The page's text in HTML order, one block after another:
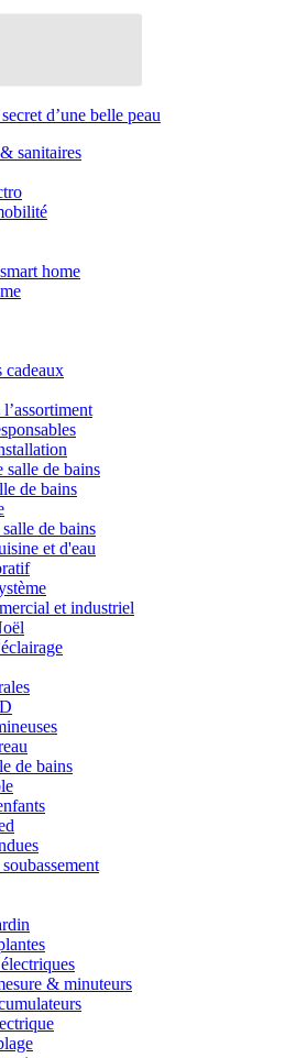
d’une belle peau
sanitaires
home
cadeaux
salle de bains
de bains
de bains
et d'eau
et industriel
de bains
& minuteurs